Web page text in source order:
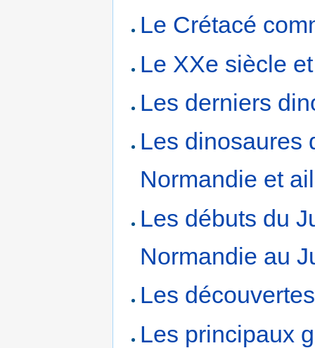
Le Crétacé
Le XXe siècle
Les derniers
Les dinosaures
Normandie et
Les débuts du
Normandie au
Les
Les principaux